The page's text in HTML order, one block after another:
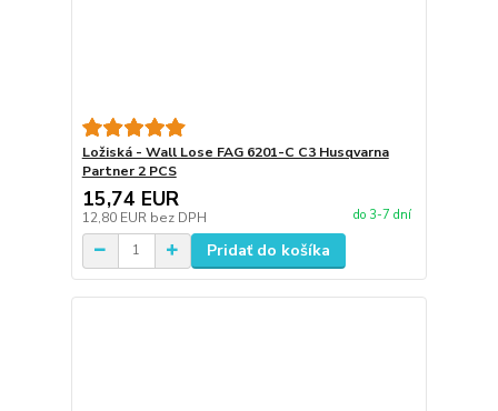
Ložiská - Wall Lose FAG 6201-C C3 Husqvarna
Partner 2 PCS
15,74 EUR
12,80 EUR bez DPH do 3-7 dní
Pridať do košíka